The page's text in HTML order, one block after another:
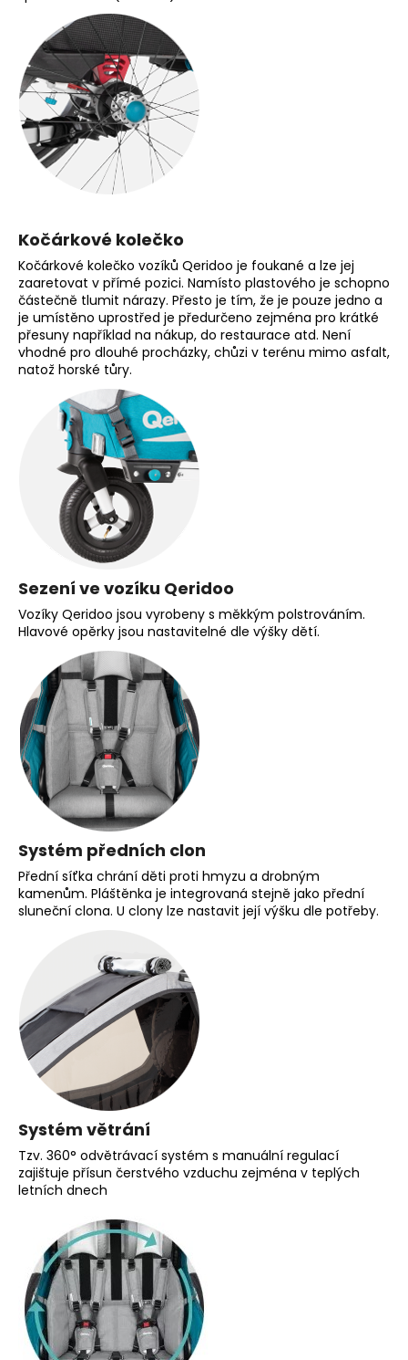
Kočárkové kolečko
Kočárkové kolečko vozíků Qeridoo je foukané a lze jej
zaaretovat v přímé pozici. Namísto plastového je schopno
částečně tlumit nárazy. Přesto je tím, že je pouze jedno a
je umístěno uprostřed je předurčeno zejména pro krátké
přesuny například na nákup, do restaurace atd. Není
vhodné pro dlouhé procházky, chůzi v terénu mimo asfalt,
natož horské tůry.
Sezení ve vozíku Qeridoo
Vozíky Qeridoo jsou vyrobeny s měkkým polstrováním.
Hlavové opěrky jsou nastavitelné dle výšky dětí.
Systém předních clon
Přední síťka chrání děti proti hmyzu a drobným
kamenům. Pláštěnka je integrovaná stejně jako přední
sluneční clona. U clony lze nastavit její výšku dle potřeby.
Systém větrání
Tzv. 360° odvětrávací systém s manuální regulací
zajištuje přísun čerstvého vzduchu zejména v teplých
letních dnech